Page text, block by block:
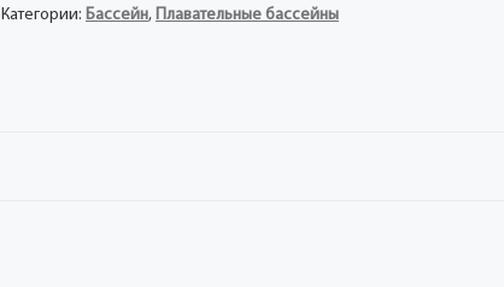
Категории: Бассейн, Плавательные бассейны